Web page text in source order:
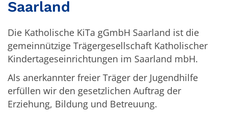
Saarland
Die Katholische KiTa gGmbH Saarland ist die
gemeinnützige Trägergesellschaft Katholischer
Kindertageseinrichtungen im Saarland mbH.
Als anerkannter freier Träger der Jugendhilfe
erfüllen wir den gesetzlichen Auftrag der
Erziehung, Bildung und Betreuung.